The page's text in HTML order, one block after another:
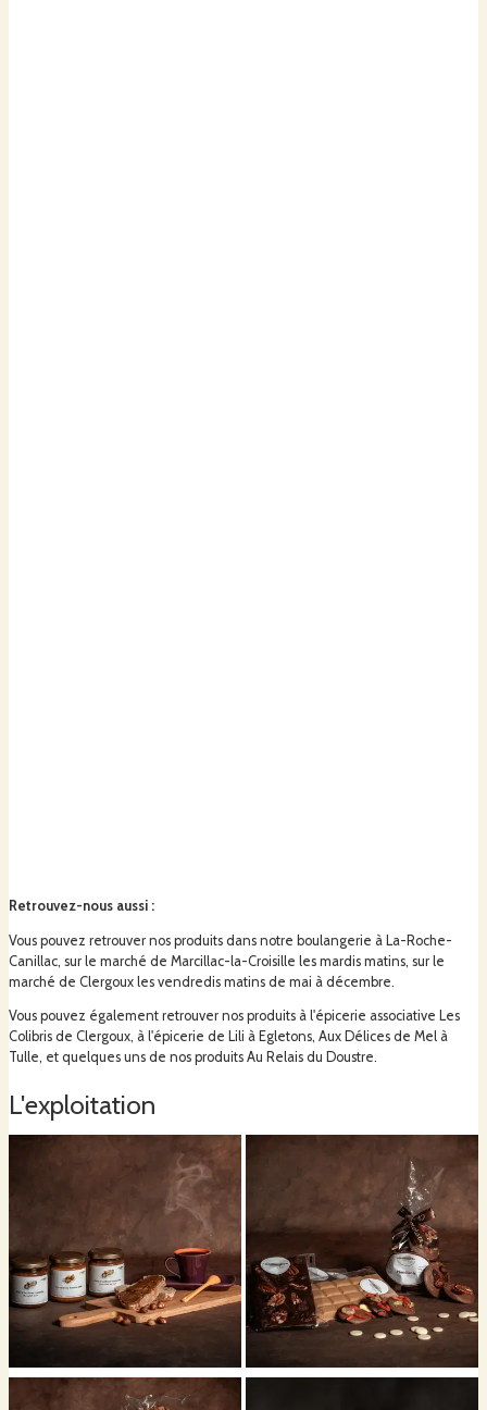
Retrouvez-nous aussi :
Vous pouvez retrouver nos produits dans notre boulangerie à La-Roche-
Canillac, sur le marché de Marcillac-la-Croisille les mardis matins, sur le
marché de Clergoux les vendredis matins de mai à décembre.
Vous pouvez également retrouver nos produits à l'épicerie associative Les
Colibris de Clergoux, à l'épicerie de Lili à Egletons, Aux Délices de Mel à
Tulle, et quelques uns de nos produits Au Relais du Doustre.
L'exploitation